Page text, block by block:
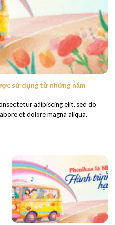
sử dụng từ những năm
adipiscing elit, sed do
et dolore magna aliqua.